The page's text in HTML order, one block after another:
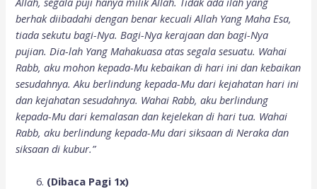
berhak diibadahi dengan benar kecuali Allah Yang Maha Esa,
tiada sekutu bagi-Nya. Bagi-Nya kerajaan dan bagi-Nya
pujian. Dia-lah Yang Mahakuasa atas segala sesuatu. Wahai
Rabb, aku mohon kepada-Mu kebaikan di hari ini dan kebaikan
sesudahnya. Aku berlindung kepada-Mu dari kejahatan hari ini
dan kejahatan sesudahnya. Wahai Rabb, aku berlindung
kepada-Mu dari kemalasan dan kejelekan di hari tua. Wahai
Rabb, aku berlindung kepada-Mu dari siksaan di Neraka dan
siksaan di kubur.”
(Dibaca Pagi 1x)